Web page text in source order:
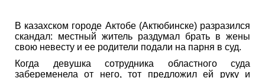
В казахском городе Актобе (Актюбинске) разразился
скандал: местный житель раздумал брать в жены
свою невесту и ее родители подали на парня в суд.
Когда девушка сотрудника областного суда
забеременела от него, тот предложил ей руку и